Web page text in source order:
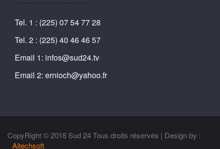
Tel. 1 : (225) 07 54 77 28
Tel. 2 : (225) 40 46 46 57
Email 1: infos@sud24.tv
Email 2: ernioch@yahoo.fr
CopyRight © 2018 Sud 24 Tous droits réservés | Design by :
Aitechsoft